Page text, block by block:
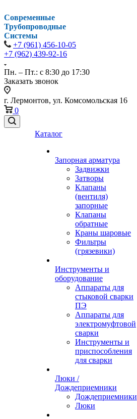
Современные
Трубопроводные
Системы
+7 (961) 456-10-05
+7 (962) 439-92-16
Пн. – Пт.: с 8:30 до 17:30
Заказать звонок
г. Лермонтов, ул. Комсомольская 16
0
Каталог
Запорная арматура
Задвижки
Затворы
Клапаны
(вентиля)
запорные
Клапаны
обратные
Краны шаровые
Фильтры
(грязевики)
Инструменты и
оборудование
Аппараты для
стыковой сварки
ПЭ
Аппараты для
электромуфтовой
сварки
Инструменты и
приспособления
для сварки
Люки /
Дождеприемники
Дождеприемники
Люки